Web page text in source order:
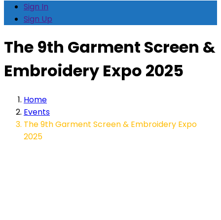
Sign In
Sign Up
The 9th Garment Screen &
Embroidery Expo 2025
Home
Events
The 9th Garment Screen & Embroidery Expo
2025